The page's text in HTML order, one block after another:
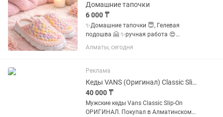
Домашние тапочки
6 000 ₸
✨Домашние тапочки 😇, Гелевая
подошва 🤗 ✨ручная работа 😍
✨размеры с 27 по 45 ✨расцветки
разные😍😍😍 ✨удобные в носке 😇
Алматы, сегодня
Реклама
Кеды VANS (Оригинал) Classic Slip-On 43EUR / 28СМ
40 000 ₸
Мужские кеды Vans Classic Slip-On
ОРИГИНАЛ. Покупал в Алматинском